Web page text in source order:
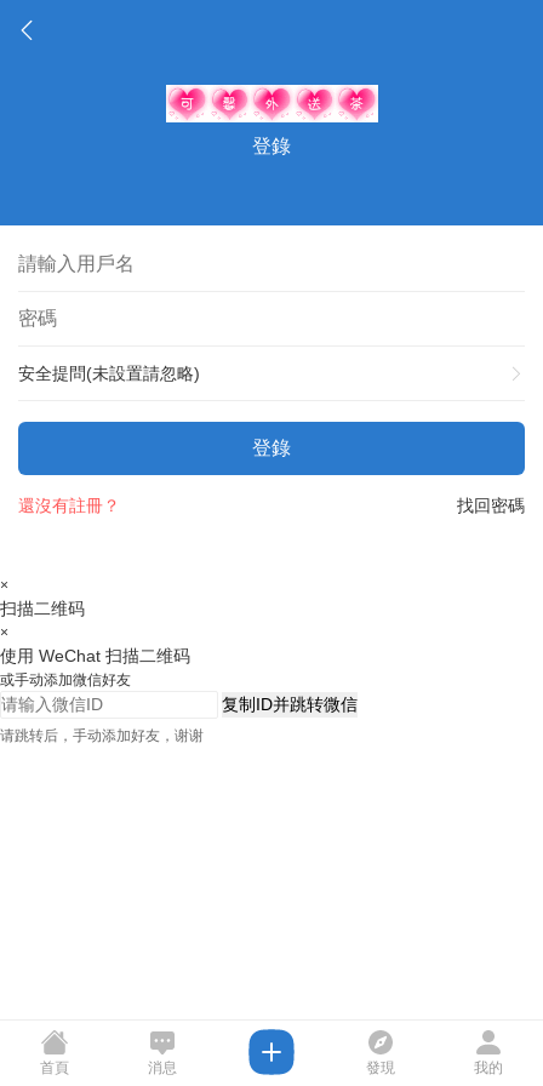
登錄
安全提問(未設置請忽略)
登錄
找回密碼
還沒有註冊？
×
扫描二维码
×
使用 WeChat 扫描二维码
或手动添加微信好友
复制ID并跳转微信
请跳转后，手动添加好友，谢谢
首頁 消息 發現 我的